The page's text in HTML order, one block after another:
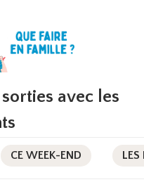
avec les
CE WEEK-END LES